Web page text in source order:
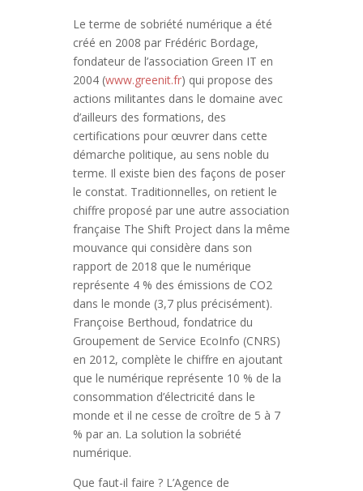
Le terme de sobriété numérique a été
créé en 2008 par Frédéric Bordage,
fondateur de l’association Green IT en
2004 (www.greenit.fr) qui propose des
actions militantes dans le domaine avec
d’ailleurs des formations, des
certifications pour œuvrer dans cette
démarche politique, au sens noble du
terme. Il existe bien des façons de poser
le constat. Traditionnelles, on retient le
chiffre proposé par une autre association
française The Shift Project dans la même
mouvance qui considère dans son
rapport de 2018 que le numérique
représente 4 % des émissions de CO2
dans le monde (3,7 plus précisément).
Françoise Berthoud, fondatrice du
Groupement de Service EcoInfo (CNRS)
en 2012, complète le chiffre en ajoutant
que le numérique représente 10 % de la
consommation d’électricité dans le
monde et il ne cesse de croître de 5 à 7
% par an. La solution la sobriété
numérique.
Que faut-il faire ? L’Agence de